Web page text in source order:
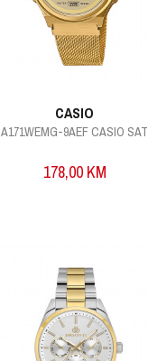
CASIO
A171WEMG-9AEF CASIO SAT
178,00 KM